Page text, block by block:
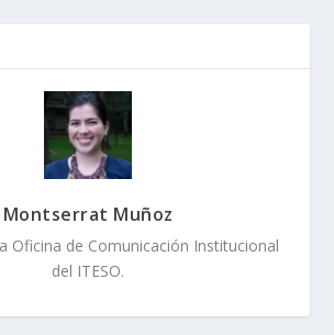
Montserrat Muñoz
Oficina de Comunicación Institucional
del ITESO.